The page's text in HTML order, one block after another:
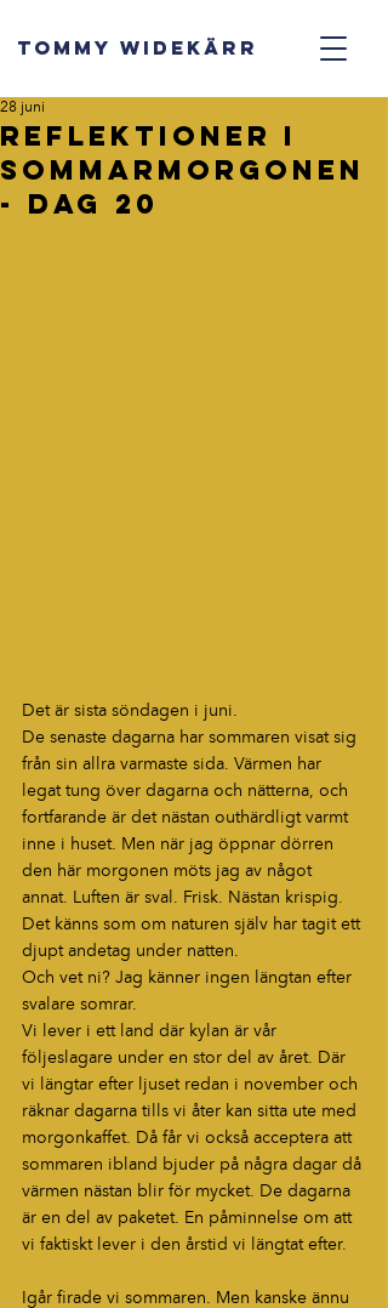
TOMMY WIDEKÄRR
Reflektioner i
sommarmorgonen
- dag 20
28 juni
Det är sista söndagen i juni.
De senaste dagarna har sommaren visat sig
från sin allra varmaste sida. Värmen har
legat tung över dagarna och nätterna, och
fortfarande är det nästan outhärdligt varmt
inne i huset. Men när jag öppnar dörren
den här morgonen möts jag av något
annat. Luften är sval. Frisk. Nästan krispig.
Det känns som om naturen själv har tagit ett
djupt andetag under natten.
Och vet ni? Jag känner ingen längtan efter
svalare somrar.
Vi lever i ett land där kylan är vår
följeslagare under en stor del av året. Där
vi längtar efter ljuset redan i november och
räknar dagarna tills vi åter kan sitta ute med
morgonkaffet. Då får vi också acceptera att
sommaren ibland bjuder på några dagar då
värmen nästan blir för mycket. De dagarna
är en del av paketet. En påminnelse om att
vi faktiskt lever i den årstid vi längtat efter.
Igår firade vi sommaren. Men kanske ännu